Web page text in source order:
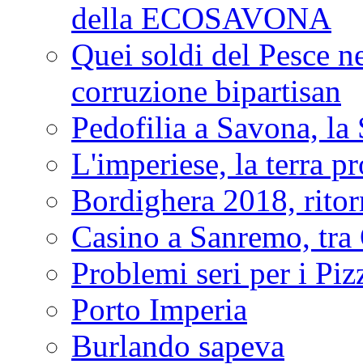
della ECOSAVONA
Quei soldi del Pesce
corruzione bipartisan
Pedofilia a Savona, la
L'imperiese, la terra
Bordighera 2018,
Casino a Sanremo,
Problemi seri per i
Porto Imperia
Burlando sapeva